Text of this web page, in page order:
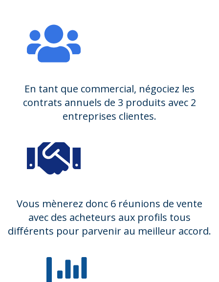
En tant que commercial, négociez les
contrats annuels de 3 produits avec 2
entreprises clientes.
Vous mènerez donc 6 réunions de vente
avec des acheteurs aux profils tous
différents pour parvenir au meilleur accord.